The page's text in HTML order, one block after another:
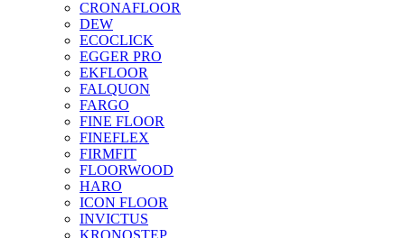
CRONAFLOOR
DEW
ECOCLICK
EGGER PRO
EKFLOOR
FALQUON
FARGO
FINE FLOOR
FINEFLEX
FIRMFIT
FLOORWOOD
HARO
ICON FLOOR
INVICTUS
KRONOSTEP